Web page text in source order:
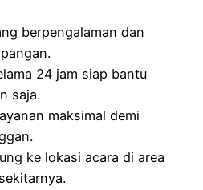
berpengalaman dan
24 jam siap bantu
saja.
maksimal demi
ke lokasi acara di area